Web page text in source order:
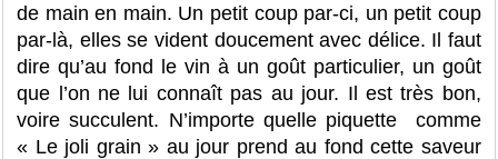
de main en main. Un petit coup par-ci, un petit coup
par-là, elles se vident doucement avec délice. Il faut
dire qu’au fond le vin à un goût particulier, un goût
que l’on ne lui connaît pas au jour. Il est très bon,
voire succulent. N’importe quelle piquette comme
« Le joli grain » au jour prend au fond cette saveur